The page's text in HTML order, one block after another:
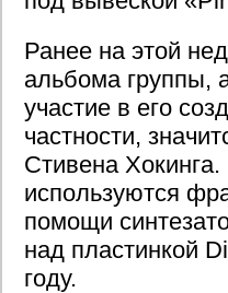
Ранее на этой
альбома группы,
участие в его
частности,
Стивена Хокинга.
используются
помощи
над пластинкой
году.